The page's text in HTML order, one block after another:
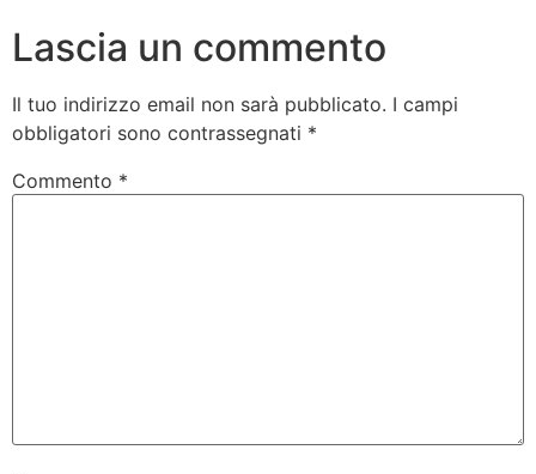
Lascia un commento
Il tuo indirizzo email non sarà pubblicato. I campi
obbligatori sono contrassegnati *
Commento *